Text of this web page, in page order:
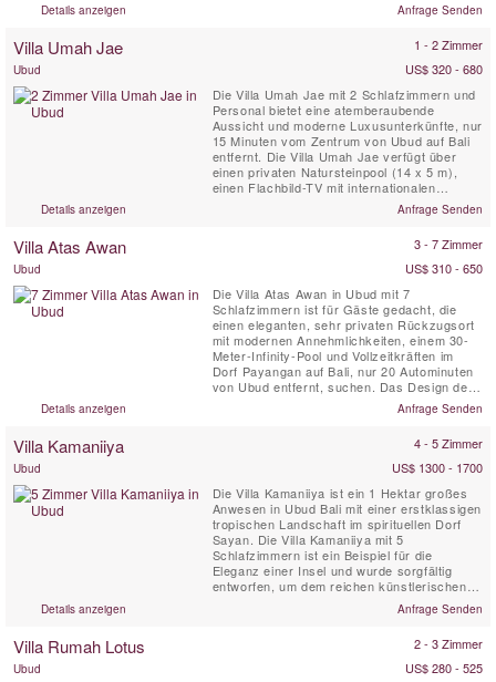
romantische, luxuriöse und elegante Villa,
kleine Familien eignet, die nach Perfektion
Details anzeigen Anfrage Senden
Villa Umah Jae 1 - 2 Zimmer
Ubud
US$ 320 - 680
Die Villa Umah Jae mit 2 Schlafzimmern und
Personal bietet eine atemberaubende
Aussicht und moderne Luxusunterkünfte, nur
15 Minuten vom Zentrum von Ubud auf Bali
entfernt. Die Villa Umah Jae verfügt über
einen privaten Natursteinpool (14 x 5 m),
einen Flachbild-TV mit internationalen
Satellitenkanälen, eine Außenterrasse mit
atemberaubender Aussicht, einen Wohn- und
Küche. WIFI. Ein Team von professionellen
Details anzeigen Anfrage Senden
Villa Atas Awan 3 - 7 Zimmer
Ubud
US$ 310 - 650
Die Villa Atas Awan in Ubud mit 7
Schlafzimmern ist für Gäste gedacht, die
einen eleganten, sehr privaten Rückzugsort
mit modernen Annehmlichkeiten, einem 30-
Meter-Infinity-Pool und Vollzeitkräften im
Dorf Payangan auf Bali, nur 20 Autominuten
von Ubud entfernt, suchen. Das Design der
Villa Atas Awan umfasst zwei prächtige
jahrhundertealte Holzhäuser, die in einer
Details anzeigen Anfrage Senden
Villa Kamaniiya 4 - 5 Zimmer
Ubud
US$ 1300 - 1700
Die Villa Kamaniiya ist ein 1 Hektar großes
Anwesen in Ubud Bali mit einer erstklassigen
tropischen Landschaft im spirituellen Dorf
Sayan. Die Villa Kamaniiya mit 5
Schlafzimmern ist ein Beispiel für die
Eleganz einer Insel und wurde sorgfältig
entworfen, um dem reichen künstlerischen
Erbe Indonesiens Rechnung zu tragen. Die
Villa Kamaniiya wurde mit Blick auf absolute
Komplikationen der Außenwelt zu entfliehen.
Details anzeigen Anfrage Senden
Villa Rumah Lotus 2 - 3 Zimmer
Ubud
US$ 280 - 525